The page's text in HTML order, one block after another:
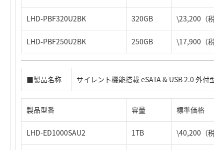
LHD-PBF320U2BK 320GB \23,200（税別
LHD-PBF250U2BK 250GB \17,900（税別
■製品名称 サイレント機能搭載 eSATA & USB 2.0 外付型
製品型番 容量 標準価格
LHD-ED1000SAU2 1TB \40,200（税別